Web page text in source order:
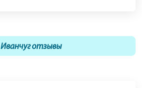
Иванчуг отзывы